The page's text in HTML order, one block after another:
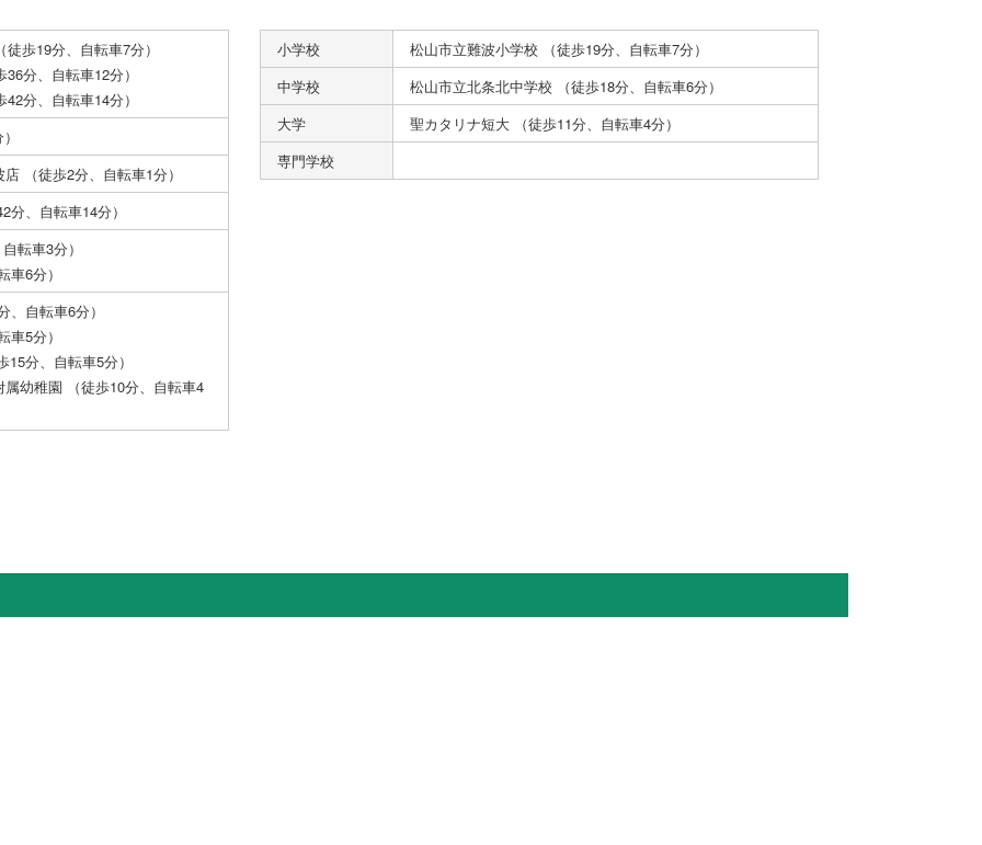
歩19分、自転車7分）
分、自転車12分）
分、自転車14分）
（徒歩2分、自転車1分）
、自転車14分）
転車3分）
6分）
自転車6分）
5分）
分、自転車5分）
幼稚園 （徒歩10分、自転車4
小学校
松山市立難波小学校 （徒歩19分、自転車7分）
中学校
松山市立北条北中学校 （徒歩18分、自転車6分）
大学
聖カタリナ短大 （徒歩11分、自転車4分）
専門学校